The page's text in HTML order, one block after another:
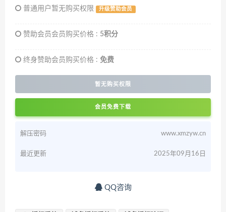
普通用户暂无购买权限 升级赞助会员
赞助会员会员购买价格 : 5积分
终身赞助会员购买价格 : 免费
暂无购买权限
会员免费下载
解压密码 www.xmzyw.cn
最近更新 2025年09月16日
QQ咨询